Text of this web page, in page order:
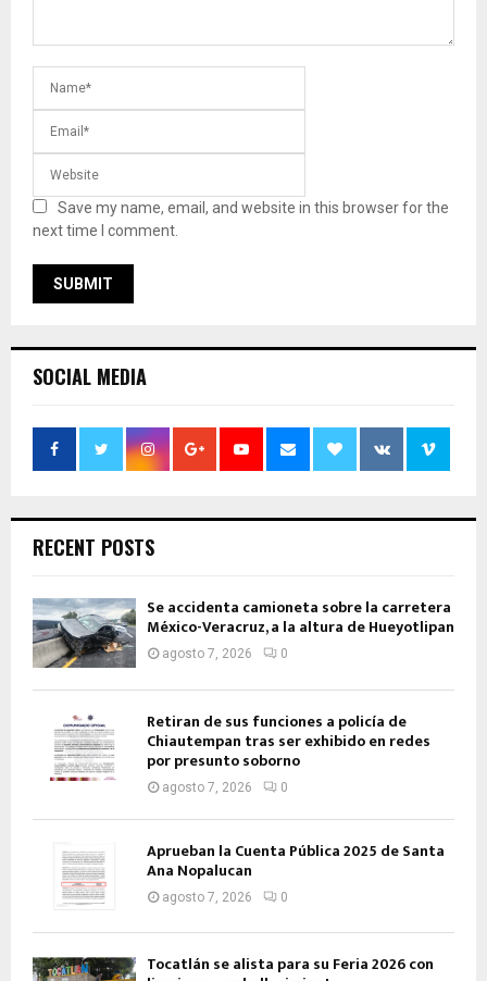
Save my name, email, and website in this browser for the
next time I comment.
SOCIAL MEDIA
RECENT POSTS
Se accidenta camioneta sobre la carretera
México-Veracruz, a la altura de Hueyotlipan
agosto 7, 2026 0
Retiran de sus funciones a policía de
Chiautempan tras ser exhibido en redes
por presunto soborno
agosto 7, 2026 0
Aprueban la Cuenta Pública 2025 de Santa
Ana Nopalucan
agosto 7, 2026 0
Tocatlán se alista para su Feria 2026 con